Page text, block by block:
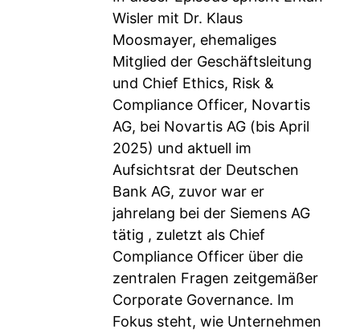
Wisler mit Dr. Klaus
Moosmayer, ehemaliges
Mitglied der Geschäftsleitung
und Chief Ethics, Risk &
Compliance Officer, Novartis
AG, bei Novartis AG (bis April
2025) und aktuell im
Aufsichtsrat der Deutschen
Bank AG, zuvor war er
jahrelang bei der Siemens AG
tätig , zuletzt als Chief
Compliance Officer über die
zentralen Fragen zeitgemäßer
Corporate Governance. Im
Fokus steht, wie Unternehmen